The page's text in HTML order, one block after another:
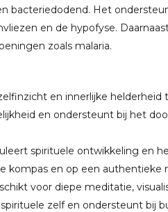
bacteriedodend. Het
en de hypofyse.
zoals malaria.
en innerlijke
en ondersteunt bij het
spirituele ontwikkeling en
kompas en op een authentieke
voor diepe meditatie,
zelf en ondersteunt bij